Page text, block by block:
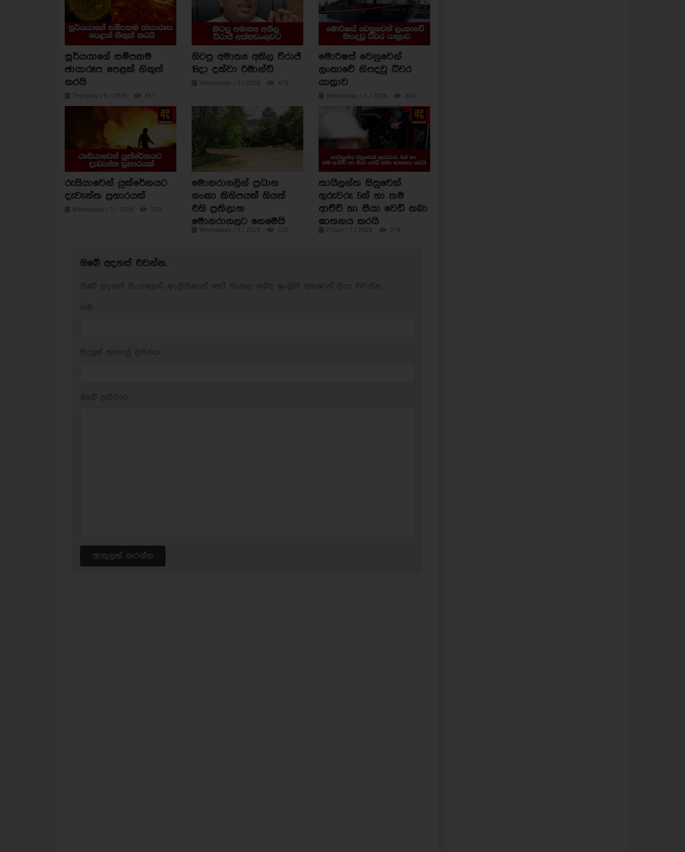
සූර්යයාගේ සමීපතම
ඡායාරූප පෙළක් නිකුත්
කරයි
Thursday / 6 / 2026 561
හිටපු අමාත්‍ය අකිල විරාජ්
18දා දක්වා රිමාන්ඩ්
Wednesday / 5 / 2026 478
මොරිෂස් වෙනුවෙන්
ලංකාවේ නිපදවූ ධීවර
යාත්‍රාව
Wednesday / 5 / 2026 368
රුසියාවෙන් යුක්රේනයට
දැවැන්ත ප්‍රහාරයක්
Wednesday / 5 / 2026 333
මොනරාගලින් ප්‍රධාන
ගංඟා කිහිපයක් ගියත්
එහි ප්‍රතිලාභ
මොනරාගලට නෙමෙයි
Wednesday / 5 / 2026 322
තායිලන්ත සිසුවෙක්
ගුරුවරු 5ක් හා තම
ආච්චි හා සීයා වෙඩි තබා
ඝාතනය කරයි
Friday / 7 / 2026 318
ඔබේ අදහස් එවන්න.
ඇතුලත් කරන්න